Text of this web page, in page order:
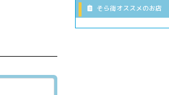
そら街オススメのお店